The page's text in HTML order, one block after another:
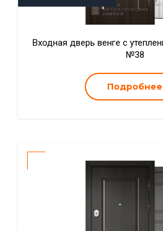
Входная дверь венге с
№38
Подробнее